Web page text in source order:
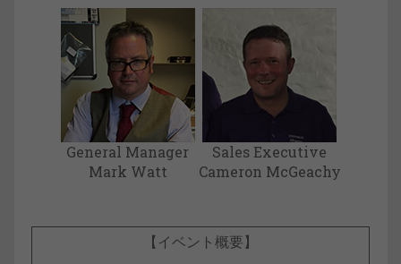
General Manager
Mark Watt
Sales Executive
Cameron McGeachy
【イベント概要】